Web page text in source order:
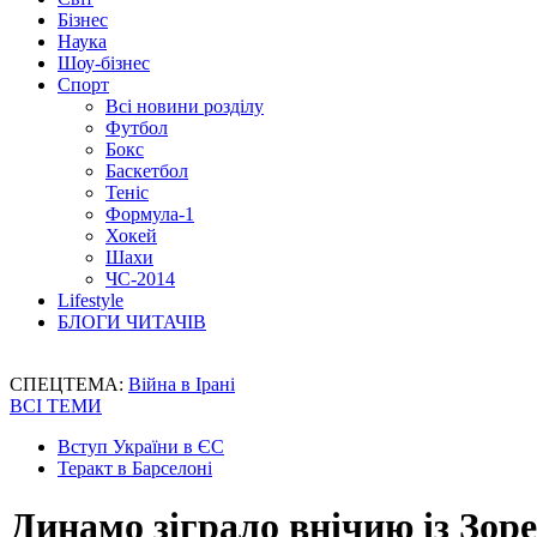
Бізнес
Наука
Шоу-бізнес
Спорт
Всі новини розділу
Футбол
Бокс
Баскетбол
Теніс
Формула-1
Хокей
Шахи
ЧС-2014
Lifestyle
БЛОГИ ЧИТАЧІВ
СПЕЦТЕМА: Війна в Ірані
ВСІ ТЕМИ
Вступ України в ЄС
Теракт в Барселоні
Динамо зіграло внічию із